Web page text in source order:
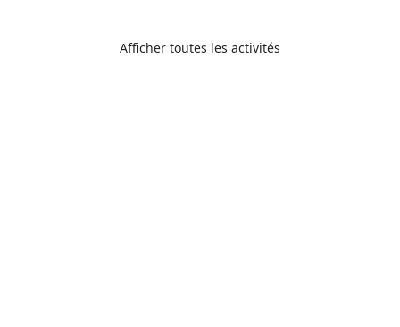
Afficher toutes les activités